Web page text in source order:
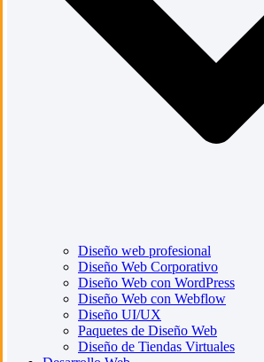
Diseño web profesional
Diseño Web Corporativo
Diseño Web con WordPress
Diseño Web con Webflow
Diseño UI/UX
Paquetes de Diseño Web
Diseño de Tiendas Virtuales